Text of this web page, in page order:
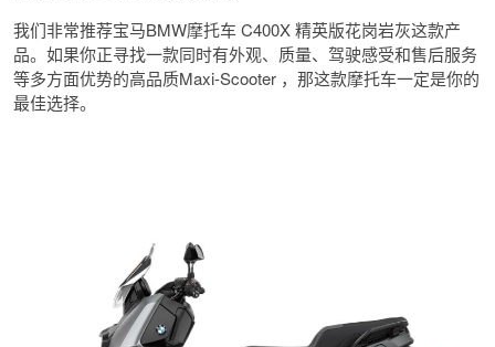
我们非常推荐宝马BMW摩托车 C400X 精英版花岗岩灰这款产
品。如果你正寻找一款同时有外观、质量、驾驶感受和售后服务
等多方面优势的高品质Maxi-Scooter ，那这款摩托车一定是你的
最佳选择。